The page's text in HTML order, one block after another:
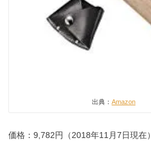
出典： Amazon
価格：9,782円（2018年11月7日現在）